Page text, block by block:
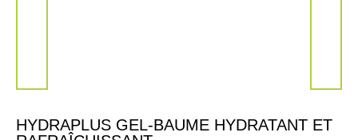
HYDRAPLUS GEL-BAUME HYDRATANT ET